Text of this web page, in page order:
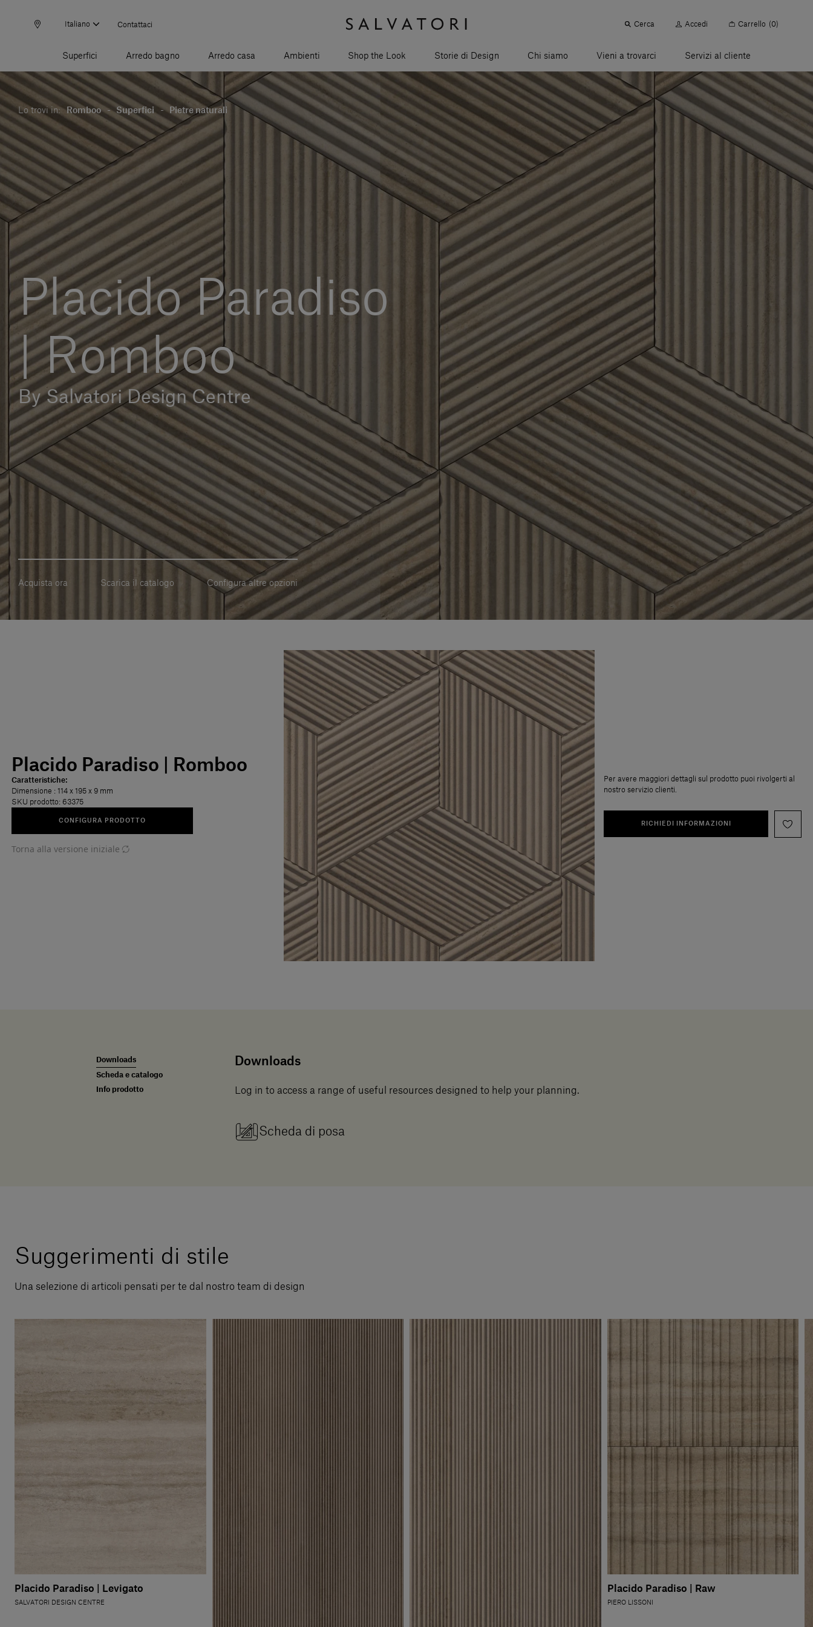
Italiano Contattaci Cerca Accedi Carrello (0)
Superfici Arredo bagno Arredo casa Ambienti Shop the Look Storie di Design Chi siamo Vieni a trovarci Servizi al cliente
Lo trovi in: Romboo - Superfici - Pietre naturali
Placido Paradiso
| Romboo
By Salvatori Design Centre
Acquista ora Scarica il catalogo Configura altre opzioni
Placido Paradiso | Romboo
CONFIGURA PRODOTTO
Caratteristiche:
Dimensione : 114 x 195 x 9 mm
SKU prodotto: 63375
Torna alla versione iniziale
Per avere maggiori dettagli sul prodotto puoi rivolgerti al
nostro servizio clienti.
RICHIEDI INFORMAZIONI
Downloads
Scheda e catalogo
Info prodotto
Downloads
Log in to access a range of useful resources designed to help your planning.
Scheda di posa
Suggerimenti di stile
Una selezione di articoli pensati per te dal nostro team di design
Placido Paradiso | Levigato
SALVATORI DESIGN CENTRE
Placido Paradiso | Raw
PIERO LISSONI